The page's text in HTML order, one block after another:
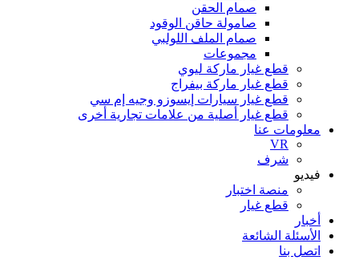
صمام الحقن
صامولة حاقن الوقود
صمام الملف اللولبي
مجموعات
قطع غيار ماركة ليوي
قطع غيار ماركة بيفراج
قطع غيار سيارات إيسوزو وجيه إم سي
قطع غيار أصلية من علامات تجارية أخرى
معلومات عنا
VR
شرف
فيديو
منصة اختبار
قطع غيار
أخبار
الأسئلة الشائعة
اتصل بنا